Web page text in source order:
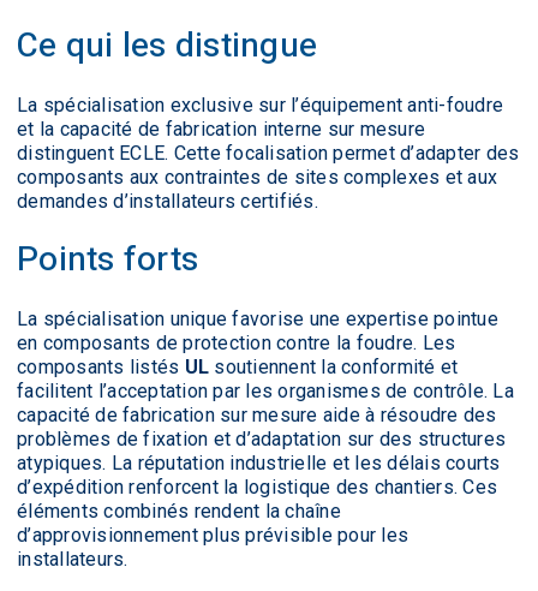
Ce qui les distingue
La spécialisation exclusive sur l’équipement anti-foudre
et la capacité de fabrication interne sur mesure
distinguent ECLE. Cette focalisation permet d’adapter des
composants aux contraintes de sites complexes et aux
demandes d’installateurs certifiés.
Points forts
La spécialisation unique favorise une expertise pointue
en composants de protection contre la foudre. Les
composants listés UL soutiennent la conformité et
facilitent l’acceptation par les organismes de contrôle. La
capacité de fabrication sur mesure aide à résoudre des
problèmes de fixation et d’adaptation sur des structures
atypiques. La réputation industrielle et les délais courts
d’expédition renforcent la logistique des chantiers. Ces
éléments combinés rendent la chaîne
d’approvisionnement plus prévisible pour les
installateurs.